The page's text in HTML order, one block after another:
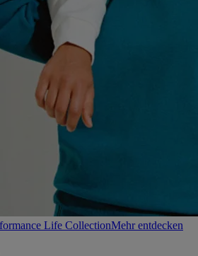
Life CollectionMehr entdecken